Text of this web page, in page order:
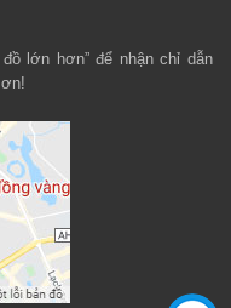
lớn hơn” để nhận chỉ dẫn